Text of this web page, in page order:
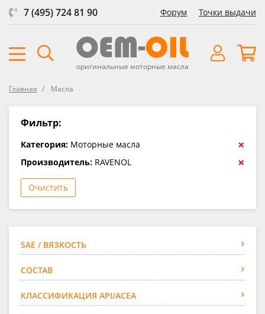
7 (495) 724 81 90 Форум Точки выдачи
оригинальные моторные масла
Главная Масла
Фильтр:
Категория: Моторные масла ×
Производитель: RAVENOL ×
Очистить
SAE / ВЯЗКОСТЬ
СОСТАВ
КЛАССИФИКАЦИЯ API/ACEA